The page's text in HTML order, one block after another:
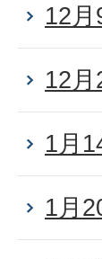
12
12
1月
1月